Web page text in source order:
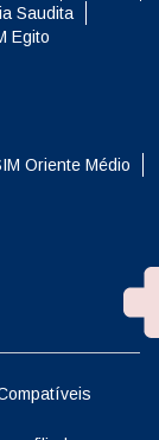
Saudita
Egito
Oriente Médio